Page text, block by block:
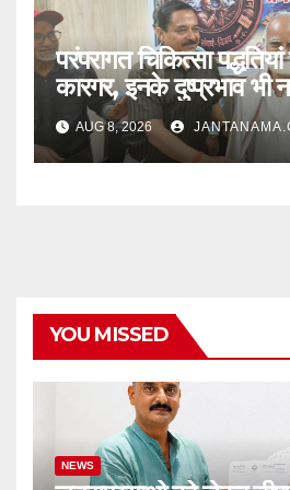
परंपरागत चिकित्सा पद्धतियां
कारगर, इनके दुष्प्रभाव भी
AUG 8, 2026
YOU MISSED
NEWS